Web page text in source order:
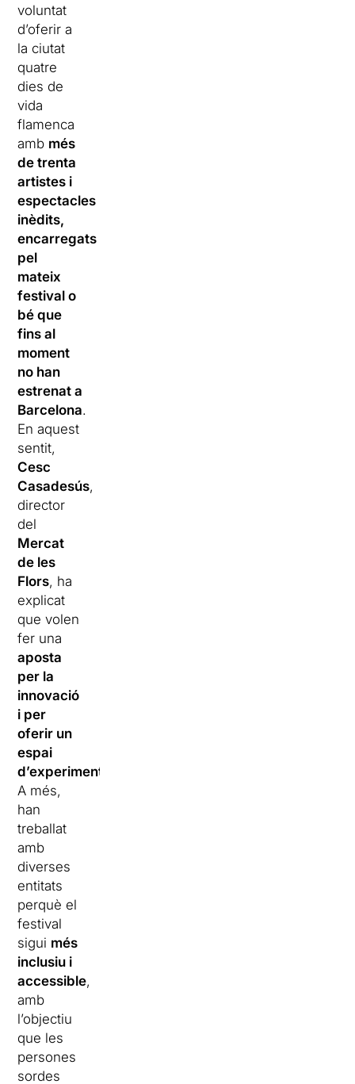
voluntat
d’oferir a
la ciutat
quatre
dies de
vida
flamenca
amb més
de trenta
artistes i
espectacles
inèdits,
encarregats
pel
mateix
festival o
bé que
fins al
moment
no han
estrenat a
Barcelona.
En aquest
sentit,
Cesc
Casadesús,
director
del
Mercat
de les
Flors, ha
explicat
que volen
fer una
aposta
per la
innovació
i per
oferir un
espai
d’experimentació
A més,
han
treballat
amb
diverses
entitats
perquè el
festival
sigui més
inclusiu i
accessible,
amb
l’objectiu
que les
persones
sordes